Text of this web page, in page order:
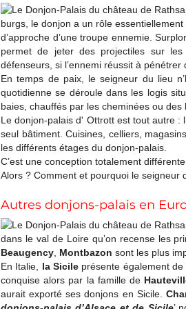
burgs, le donjon a un rôle
d’approche d’une troupe ennemie.
permet de jeter des projectiles sur
défenseurs, si l’ennemi réussit à pénétrer
En temps de paix, le seigneur du lieu
quotidienne se déroule dans les logis
baies, chauffés par les cheminées ou des
Le donjon-palais d' Ottrott est tout autre :
seul bâtiment. Cuisines, celliers,
les différents étages du donjon-palais.
C’est une conception totalement
Alors ? Comment et pourquoi le seigneur
Autres donjons-palais en
dans le val de Loire qu’on recense les
Beaugency Montbazon sont les plus
En Italie,
la Sicileprésente également de
conquise alors par la famille de
aurait exporté ses donjons en Sicile.